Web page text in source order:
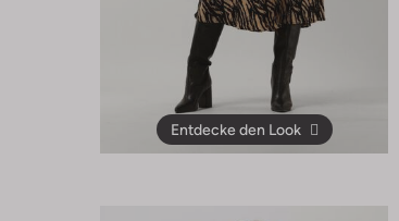
Entdecke den Look